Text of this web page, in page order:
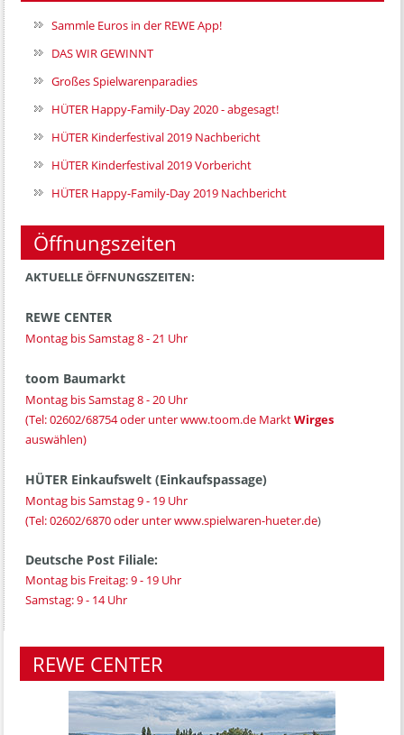
Sammle Euros in der REWE App!
DAS WIR GEWINNT
Großes Spielwarenparadies
HÜTER Happy-Family-Day 2020 - abgesagt!
HÜTER Kinderfestival 2019 Nachbericht
HÜTER Kinderfestival 2019 Vorbericht
HÜTER Happy-Family-Day 2019 Nachbericht
Öffnungszeiten
AKTUELLE ÖFFNUNGSZEITEN:
REWE CENTER
Montag bis Samstag 8 - 21 Uhr
toom Baumarkt
Montag bis Samstag 8 - 20 Uhr
(Tel:02602/68754oder unterwww.toom.de MarktWirges
auswählen)
HÜTER Einkaufswelt (Einkaufspassage)
Montag bis Samstag 9 - 19 Uhr
(Tel:02602/6870oder unterwww.spielwaren-hueter.de)
Deutsche Post Filiale:
Montag bis Freitag: 9 - 19 Uhr
Samstag: 9 - 14 Uhr
REWE CENTER